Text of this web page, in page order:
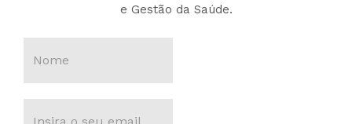
e Gestão da Saúde.